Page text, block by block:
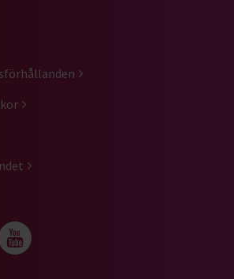
facebook
oss på
Följ oss på